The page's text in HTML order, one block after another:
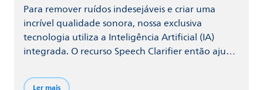
Para remover ruídos indesejáveis e criar uma
incrível qualidade sonora, nossa exclusiva
tecnologia utiliza a Inteligência Artificial (IA)
integrada. O recurso Speech Clarifier então ajuda
rodeado de ruídos. Enquanto isso, o